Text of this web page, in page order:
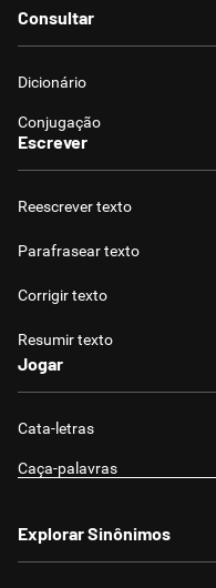
Consultar
Dicionário
Conjugação
Escrever
Reescrever texto
Parafrasear texto
Corrigir texto
Resumir texto
Jogar
Cata-letras
Caça-palavras
Explorar Sinônimos